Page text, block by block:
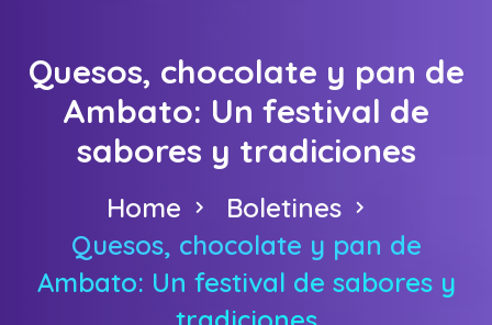
Quesos, chocolate y pan de
Ambato: Un festival de
sabores y tradiciones
Home
Boletines
Quesos, chocolate y pan de
Ambato: Un festival de sabores y